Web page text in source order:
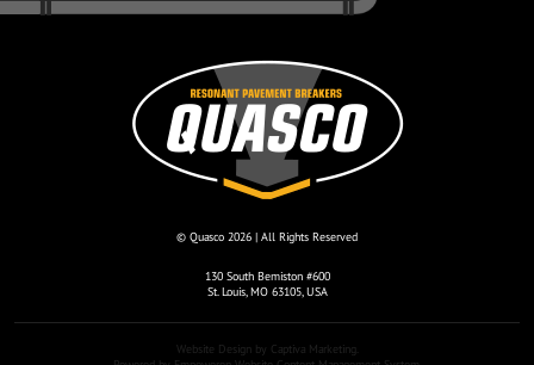
© Quasco 2026 | All Rights Reserved
130 South Bemiston #600
St. Louis, MO 63105, USA
Website Design by Captiva Marketing